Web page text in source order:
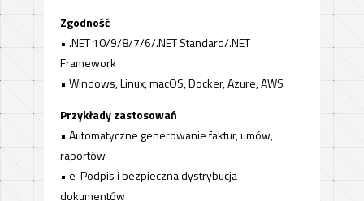
Zgodność
• .NET 10/9/8/7/6/.NET Standard/.NET
Framework
• Windows, Linux, macOS, Docker, Azure, AWS
Przykłady zastosowań
• Automatyczne generowanie faktur, umów,
raportów
• e-Podpis i bezpieczna dystrybucja
dokumentów